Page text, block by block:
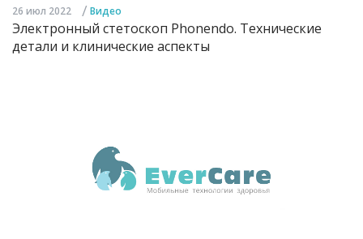
26 июл 2022 / Видео
Электронный стетоскоп Phonendo. Технические
детали и клинические аспекты